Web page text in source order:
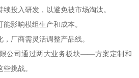
投入研发，以避免被市场淘汰。
影响模组生产和成本。
厂商需灵活调整产品线。
公司通过两大业务板块——方案定制和
挑战。